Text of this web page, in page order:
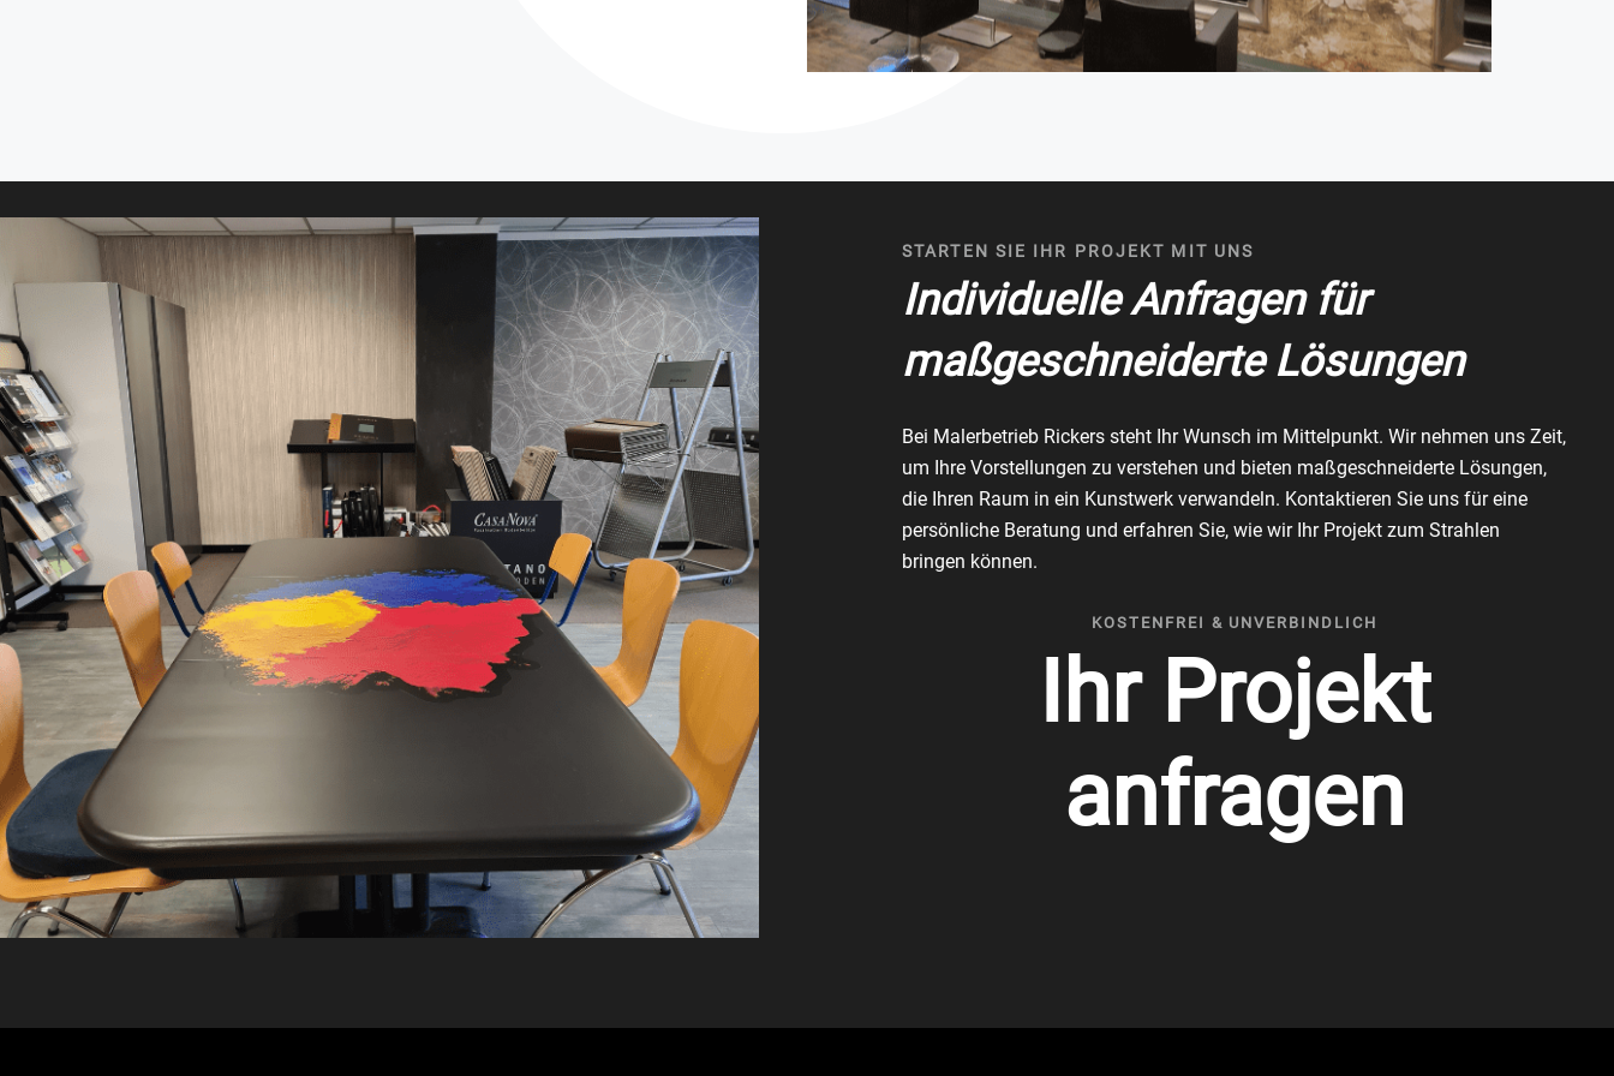
STARTEN SIE IHR PROJEKT MIT UNS
Individuelle Anfragen für
maßgeschneiderte Lösungen
Bei Malerbetrieb Rickers steht Ihr Wunsch im Mittelpunkt. Wir nehmen uns Zeit,
um Ihre Vorstellungen zu verstehen und bieten maßgeschneiderte Lösungen,
die Ihren Raum in ein Kunstwerk verwandeln. Kontaktieren Sie uns für eine
persönliche Beratung und erfahren Sie, wie wir Ihr Projekt zum Strahlen
bringen können.
KOSTENFREI & UNVERBINDLICH
Ihr Projekt
anfragen